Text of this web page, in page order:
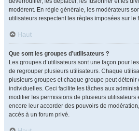
modèrent. En règle générale, les modérateurs
utilisateurs respectent les règles imposées sur le
Haut
Que sont les groupes d’utilisateurs ?
Les groupes d’utilisateurs sont une façon pour
de regrouper plusieurs utilisateurs. Chaque
plusieurs groupes et chaque groupe peut détenir
individuelles. Ceci facilite les tâches aux
modifier les permissions de plusieurs utilisateurs
encore leur accorder des pouvoirs de
accès à un forum privé.